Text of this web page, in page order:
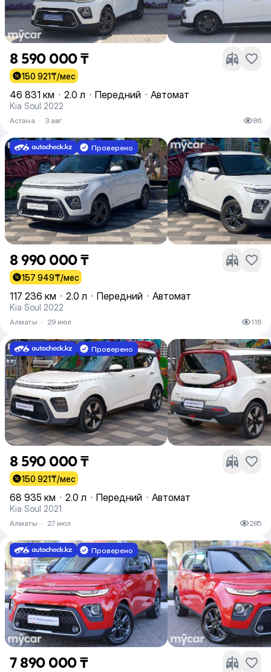
8 590 000 ₸
150 921₸/мес
46 831 км · 2.0 л · Передний · Автомат
Kia Soul 2022
Астана · 3 авг 86
Проверено
8 990 000 ₸
157 949₸/мес
117 236 км · 2.0 л · Передний · Автомат
Kia Soul 2022
Алматы · 29 июл 116
Проверено
8 590 000 ₸
150 921₸/мес
68 935 км · 2.0 л · Передний · Автомат
Kia Soul 2021
Алматы · 27 июл 285
Проверено
7 890 000 ₸